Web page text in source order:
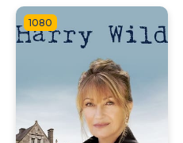
1080